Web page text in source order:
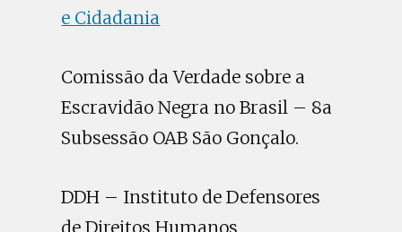
e Cidadania
Comissão da Verdade sobre a
Escravidão Negra no Brasil – 8a
Subsessão OAB São Gonçalo.
DDH – Instituto de Defensores
de Direitos Humanos